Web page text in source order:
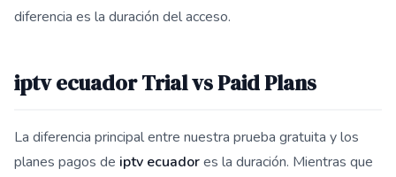
diferencia es la duración del acceso.
iptv ecuador Trial vs Paid Plans
La diferencia principal entre nuestra prueba gratuita y los
planes pagos de iptv ecuadores la duración. Mientras que